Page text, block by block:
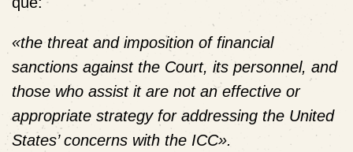
«the threat and imposition of financial
sanctions against the Court, its personnel, and
those who assist it are not an effective or
appropriate strategy for addressing the United
States’ concerns with the ICC».